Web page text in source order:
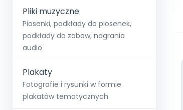
Pliki muzyczne
Piosenki, podkłady do piosenek,
podkłady do zabaw, nagrania
audio
Plakaty
Fotografie i rysunki w formie
plakatów tematycznych